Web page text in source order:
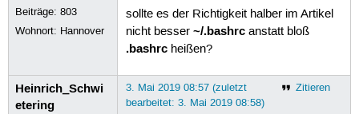
Beiträge:803
Wohnort: Hannover
sollte es der Richtigkeit halber im Artikel
nicht besser ~/.bashrcanstatt bloß
.bashrcheißen?
Heinrich_Schwi
etering
Zitieren
3. Mai 2019 08:57 (zuletzt
bearbeitet: 3. Mai 2019 08:58)